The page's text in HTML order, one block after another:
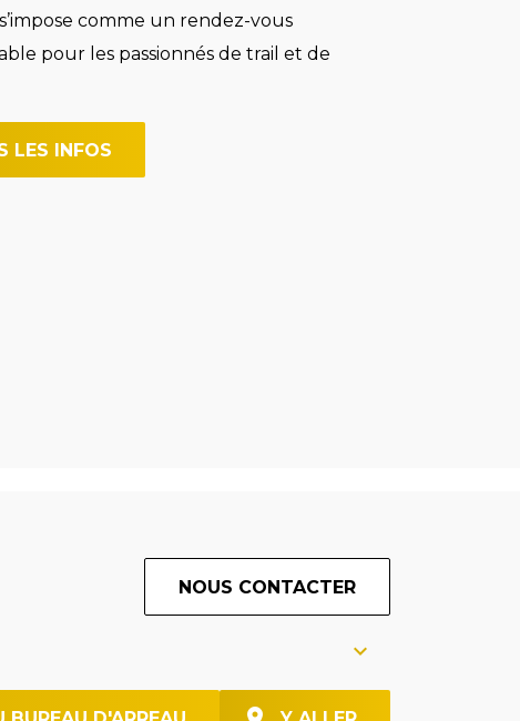
comme un rendez-vous
pour les passionnés de trail et de
LES INFOS
NOUS CONTACTER